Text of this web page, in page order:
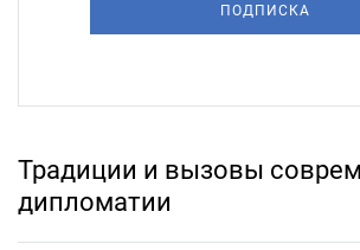
ПОДПИСКА
Традиции и вызовы
дипломатии